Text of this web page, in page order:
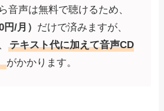
音声は無料で聴けるため、
/月） だけで済みますが、
テキスト代に加えて音声CD
がかかります。